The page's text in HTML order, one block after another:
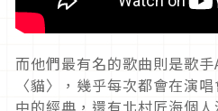
而他們最有名的歌曲則是歌
〈貓〉，幾乎每次都會在演